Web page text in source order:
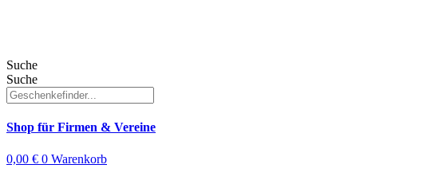
Suche
Suche
Shop für Firmen & Vereine
0,00 € 0 Warenkorb